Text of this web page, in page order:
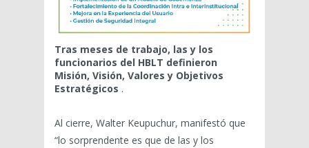
Tras meses de trabajo, las y los
funcionarios del HBLT definieron
Misión, Visión, Valores y Objetivos
Estratégicos .
Al cierre, Walter Keupuchur, manifestó que
“lo sorprendente es que de las y los